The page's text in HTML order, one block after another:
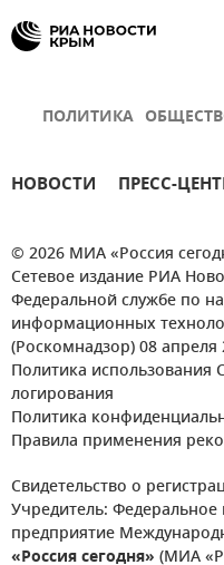
ПОЛИТИКА
НОВОСТИ ПРЕСС-
© 2026 МИА «Россия
Сетевое издание РИА
Федеральной службе по
информационных
(Роскомнадзор) 08 апреля
Политика использования
логирования
Политика
Правила применения
Свидетельство о
Учредитель: Федеральное
предприятие
«Россия сегодня» (МИА